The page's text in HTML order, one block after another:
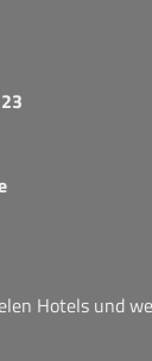
Hotels und